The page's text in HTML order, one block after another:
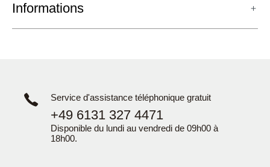
Informations
Service d'assistance téléphonique gratuit
+49 6131 327 4471
Disponible du lundi au vendredi de 09h00 à
18h00.